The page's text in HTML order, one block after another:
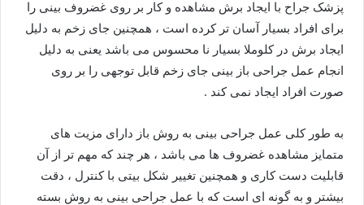
پزشک جراح با ایجاد برش مشاهده و کار بر روی غضروف بینی را
برای افراد بسیار آسان تر کرده است ، همچنین جای زخم به دلیل
ایجاد برش در کلوملا بسیار نا محسوس می باشد یعنی به دلیل
انجام عمل جراحی باز بینی جای زخم قابل توجهی را بر روی
صورت افراد ایجاد نمی کند .
به طور کلی عمل جراحی بینی به روش باز دارای مزیت های
متمایز مشاهده غضروف ها می باشد ، هر چند که مهم تر از آن
قابلیت دست کاری و همچنین تغییر شکل بیتی با کنترل ، دقت
بیشتر و به گونه ای است که با عمل جراحی بینی به روش بسته